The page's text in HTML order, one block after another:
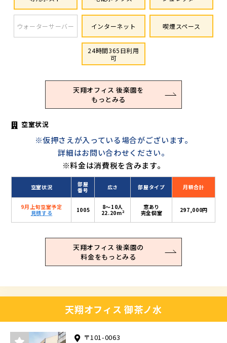
ウォーターサーバー インターネット 喫煙スペース
24時間365日利用
可
天翔オフィス 後楽園を
もっとみる
空室状況
※仮押さえが入っている場合がございます。
詳細はお問い合わせください。
※料金は消費税を含みます。
空室状況
部屋
番号
広さ 部屋タイプ 月額合計
9月上旬空室予定
見積する
1005
8〜10人
22.20m2
窓あり
完全個室
297,000円
天翔オフィス 後楽園の
料金をもっとみる
天翔オフィス 御茶ノ水
〒101-0063